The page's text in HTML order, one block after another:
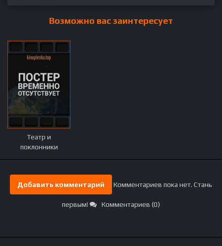
Возможно вас заинтересует
Театр и
поклонники
Добавить комментарий Комментариев пока нет. Стань
первым! Комментариев (0)